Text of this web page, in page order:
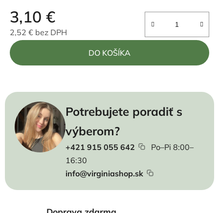
3,10 €
2,52 € bez DPH
Jednotková cena:
DO KOŠÍKA
Potrebujete poradiť s
výberom?
+421 915 055 642
Po–Pi 8:00–
16:30
info@virginiashop.sk